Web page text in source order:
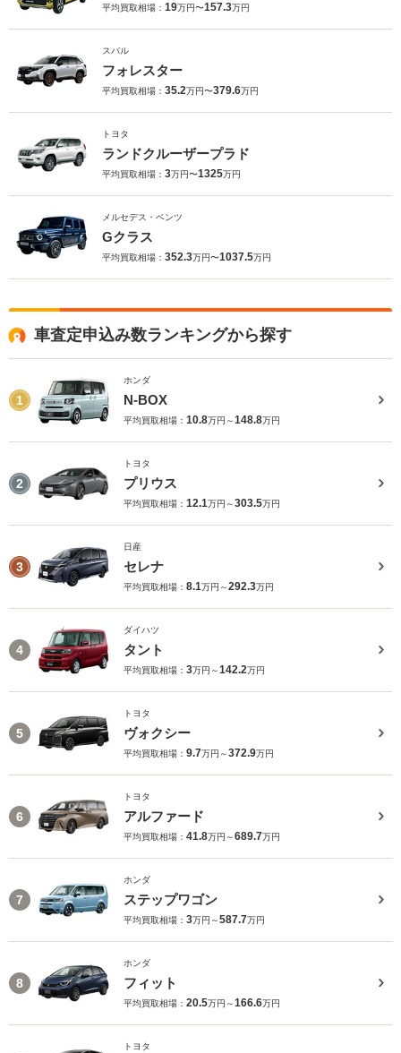
平均買取相場： 19万円〜157.3万円
スバル
フォレスター
平均買取相場： 35.2万円〜379.6万円
トヨタ
ランドクルーザープラド
平均買取相場： 3万円〜1325万円
メルセデス・ベンツ
Gクラス
平均買取相場： 352.3万円〜1037.5万円
車査定申込み数ランキングから探す
1
ホンダ
N-BOX
平均買取相場： 10.8万円～148.8万円
2
トヨタ
プリウス
平均買取相場： 12.1万円～303.5万円
3
日産
セレナ
平均買取相場： 8.1万円～292.3万円
4
ダイハツ
タント
平均買取相場： 3万円～142.2万円
5
トヨタ
ヴォクシー
平均買取相場： 9.7万円～372.9万円
6
トヨタ
アルファード
平均買取相場： 41.8万円～689.7万円
7
ホンダ
ステップワゴン
平均買取相場： 3万円～587.7万円
8
ホンダ
フィット
平均買取相場： 20.5万円～166.6万円
トヨタ